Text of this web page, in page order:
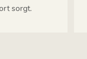
sorgt.